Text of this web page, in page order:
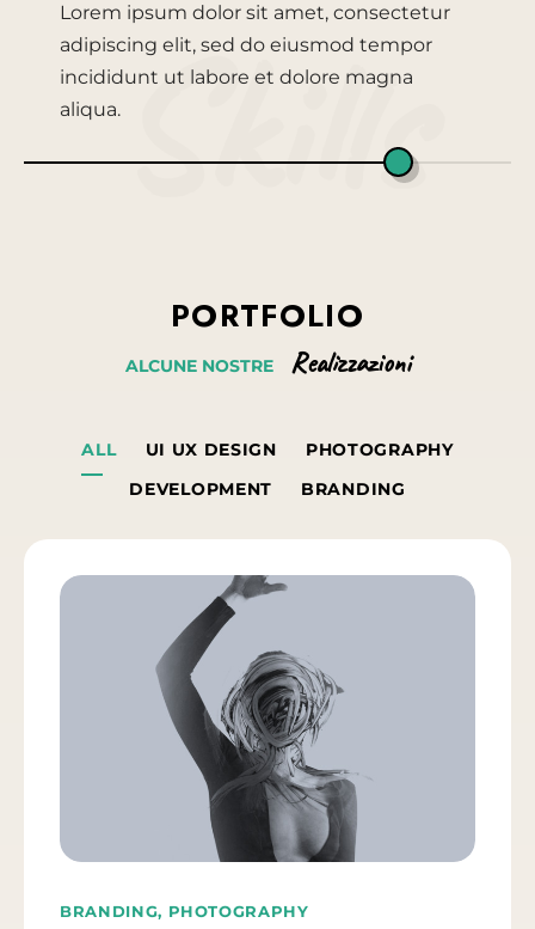
Lorem ipsum dolor sit amet, consectetur
adipiscing elit, sed do eiusmod tempor
incididunt ut labore et dolore magna
aliqua.Skills
PORTFOLIO
ALCUNE NOSTRE Realizzazioni
ALL UI UX DESIGN
PHOTOGRAPHY
DEVELOPMENT
BRANDING
BRANDING, PHOTOGRAPHY